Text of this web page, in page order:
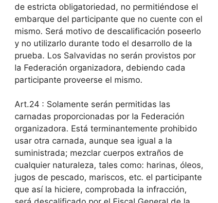
de estricta obligatoriedad, no permitiéndose el
embarque del participante que no cuente con el
mismo. Será motivo de descalificación poseerlo
y no utilizarlo durante todo el desarrollo de la
prueba. Los Salvavidas no serán provistos por
la Federación organizadora, debiendo cada
participante proveerse el mismo.
Art.24 : Solamente serán permitidas las
carnadas proporcionadas por la Federación
organizadora. Está terminantemente prohibido
usar otra carnada, aunque sea igual a la
suministrada; mezclar cuerpos extraños de
cualquier naturaleza, tales como: harinas, óleos,
jugos de pescado, mariscos, etc. el participante
que así la hiciere, comprobada la infracción,